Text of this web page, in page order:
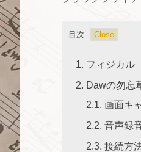
目次
1. フィジカル
2. Dawの勿忘
2.1. 画面キ
2.2. 音声録
2.3. 接続方